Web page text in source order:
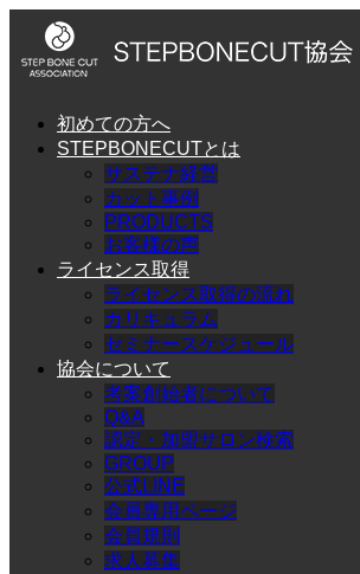
初めての方へ
STEPBONECUTとは
サステナ経営
カット事例
PRODUCTS
お客様の声
ライセンス取得
ライセンス取得の流れ
カリキュラム
セミナースケジュール
協会について
考案創始者について
Q&A
認定・加盟サロン検索
GROUP
公式LINE
会員専用ページ
会員規則
求人募集